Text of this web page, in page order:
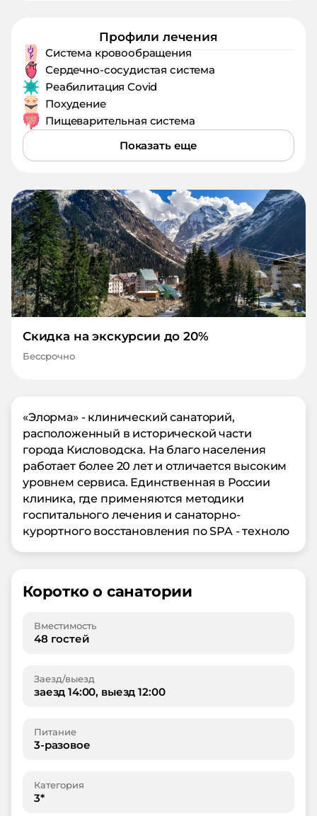
Профили лечения
Система кровообращения
Сердечно-сосудистая система
Реабилитация Covid
Похудение
Пищеварительная система
Показать еще
Скидка на экскурсии до 20%
Бессрочно
«Элорма» - клинический санаторий,
расположенный в исторической части
города Кисловодска. На благо населения
работает более 20 лет и отличается высоким
уровнем сервиса. Единственная в России
клиника, где применяются методики
госпитального лечения и санаторно-
курортного восстановления по SPA - техноло
Коротко о санатории
Вместимость
48 гостей
Заезд/выезд
заезд 14:00, выезд 12:00
Питание
3-разовое
Категория
3*